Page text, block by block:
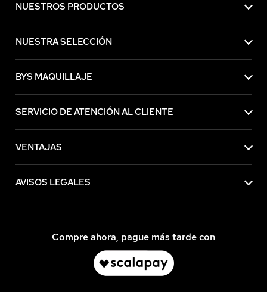
NUESTROS PRODUCTOS
NUESTRA SELECCIÓN
BYS MAQUILLAJE
SERVICIO DE ATENCIÓN AL CLIENTE
VENTAJAS
AVISOS LEGALES
Compre ahora, pague más tarde con